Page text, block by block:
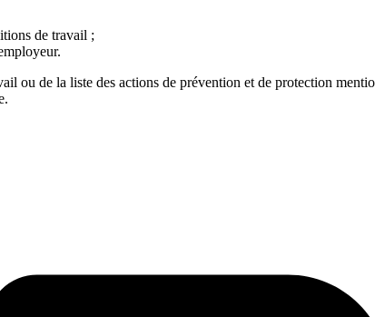
de travail ;
ou de la liste des actions de prévention et de protection